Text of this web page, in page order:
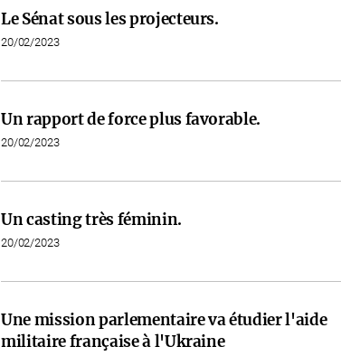
Le Sénat sous les projecteurs.
20/02/2023
Un rapport de force plus favorable.
20/02/2023
Un casting très féminin.
20/02/2023
Une mission parlementaire va étudier l'aide
militaire française à l'Ukraine